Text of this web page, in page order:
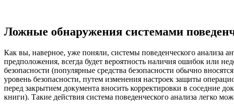
Ложные обнаружения системами
Как вы, наверное, уже поняли, системы поведенческого анализа
предположения, всегда будет вероятность наличия ошибок или
безопасности (популярные средства безопасности обычно
уровень безопасности, путем изменения настроек защиты
перед закрытием документа вносить корректировки в соседние
книги). Такие действия система поведенческого анализа легко